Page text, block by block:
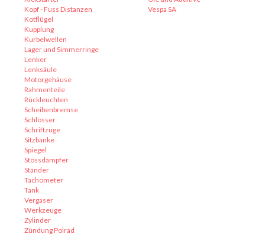
Kopf - Fuss Distanzen
Kotflügel
Kupplung
Kurbelwellen
Lager und Simmerringe
Lenker
Lenksäule
Motorgehäuse
Rahmenteile
Rückleuchten
Scheibenbremse
Schlösser
Schriftzüge
Sitzbänke
Spiegel
Stossdämpfer
Ständer
Tachometer
Tank
Vergaser
Werkzeuge
Zylinder
Zündung Polrad
Vespa SA